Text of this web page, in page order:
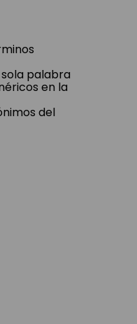
palabra
en la
del